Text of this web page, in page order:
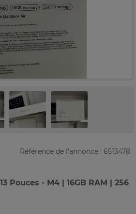
Référence de l'annonce : 6513478
Pouces - M4 | 16GB RAM | 256